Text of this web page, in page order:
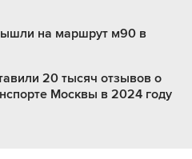
на маршрут м90 в
20 тысяч отзывов о
Москвы в 2024 году